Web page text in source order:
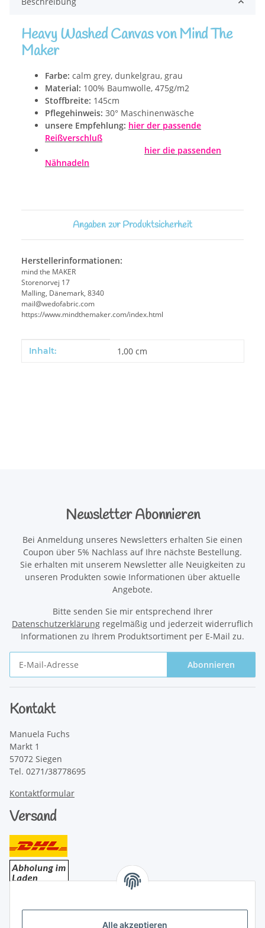
Alle akzeptieren
Heavy Washed Canvas von Mind The
Maker
Farbe: calm grey, dunkelgrau, grau
Material: 100% Baumwolle, 475g/m2
Stoffbreite: 145cm
Pflegehinweis: 30° Maschinenwäsche
unsere Empfehlung: hier der passende
Reißverschluß
hier die passenden
Nähnadeln
Angaben zur Produktsicherheit
Herstellerinformationen:
mind the MAKER
Storenorvej 17
Malling, Dänemark, 8340
mail@wedofabric.com
https://www.mindthemaker.com/index.html
Produkteigenschaft
Wert
Inhalt: 1,00 cm
Newsletter Abonnieren
Bei Anmeldung unseres Newsletters erhalten Sie einen
Coupon über 5% Nachlass auf Ihre nächste Bestellung.
Sie erhalten mit unserem Newsletter alle Neuigkeiten zu
unseren Produkten sowie Informationen über aktuelle
Angebote.
Bitte senden Sie mir entsprechend Ihrer
Datenschutzerklärung regelmäßig und jederzeit widerruflich
Informationen zu Ihrem Produktsortiment per E-Mail zu.
Abonnieren
Kontakt
Manuela Fuchs
Markt 1
57072 Siegen
Tel. 0271/38778695
Kontaktformular
Versand